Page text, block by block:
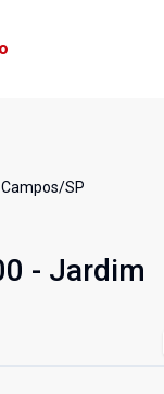
SP
- Jardim